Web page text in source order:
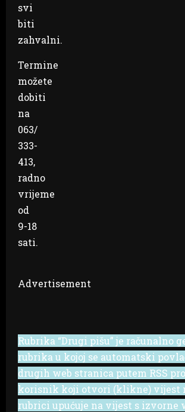
svi
biti
zahvalni.
Termine
možete
dobiti
na
063/
333-
413,
radno
vrijeme
od
9-18
sati.
Advertisement
Rubrika “Drugi pišu” je računalno
rubrika u kojoj se automatski
drugih web stranica putem RSS
korisnik koji otvori (klikne) vijest
rubrici upućuje na vijest s izvorne